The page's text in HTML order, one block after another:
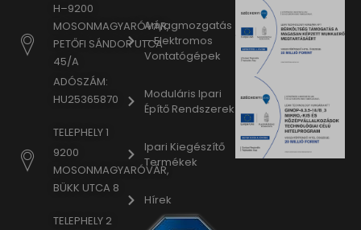
H–9200
MOSONMAGYARÓVÁR,
PETŐFI SÁNDOR UTCA
45/A
ADÓSZÁM:
HU25365870
TELEPHELY 1
9200
MOSONMAGYARÓVÁR,
BÜKK UTCA 8
TELEPHELY 2
Anyagmozgatás
– Elektromos
Vontatógépek
Moduláris Ipari
Építő Rendszerek
Ipari Kiegészítő
Termékek
Hírek